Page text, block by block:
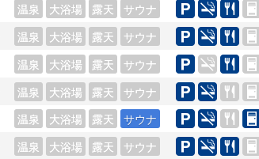
温泉 大浴場 露天 サウナ
温泉 大浴場 露天 サウナ
温泉 大浴場 露天 サウナ
温泉 大浴場 露天 サウナ
温泉 大浴場 露天 サウナ
温泉 大浴場 露天 サウナ